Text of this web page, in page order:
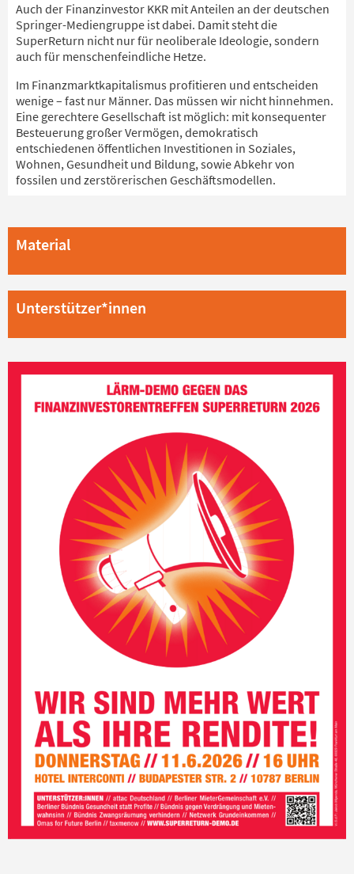
Auch der Finanzinvestor KKR mit Anteilen an der deutschen
Springer-Mediengruppe ist dabei. Damit steht die
SuperReturn nicht nur für neoliberale Ideologie, sondern
auch für menschenfeindliche Hetze.
Im Finanzmarktkapitalismus profitieren und entscheiden
wenige – fast nur Männer. Das müssen wir nicht hinnehmen.
Eine gerechtere Gesellschaft ist möglich: mit konsequenter
Besteuerung großer Vermögen, demokratisch
entschiedenen öffentlichen Investitionen in Soziales,
Wohnen, Gesundheit und Bildung, sowie Abkehr von
fossilen und zerstörerischen Geschäftsmodellen.
Material
Unterstützer*innen